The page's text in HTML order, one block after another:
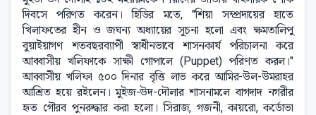
দিবসে পরিণত করেন। হিডির মতে, "শিয়া সম্প্রদায়ের হাতে
খিলাফতের হীন ও জঘন্য অধ্যায়ের সূচনা হলো এবং ক্ষমতালিপু
বুয়াইয়াগণ শতবছরব্যাপী স্বাধীনভাবে শাসনকার্য পরিচালনা করে
আব্বাসীয় খলিফাকে সাক্ষী গোপালে (Puppet) পরিণত করল।"
আব্বাসীয় খলিফা ৫০০ দিনার বৃত্তি লাভ করে আমির-উল-উমরাহর
আশ্রিত হয়ে রইলেন। মুইজ-উদ-দৌলার শাসনামলে বাগদাদ নগরীর
হৃত গৌরব পুনরুদ্ধার করা হলো। সিরাজ, গজনী, কায়রো, কর্ডোভা